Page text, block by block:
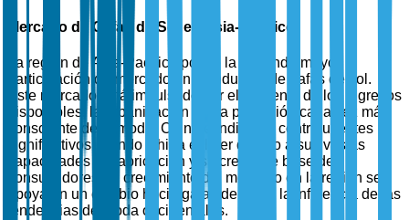
Mercado de Gafas de Sol en Asia-Pacífico
La región de Asia-Pacífico posee la segunda mayor
participación de mercado en la industria de gafas de sol.
Este mercado está impulsado por el aumento de los ingresos
disponibles, la urbanización y una población cada vez más
consciente de la moda. China e India son contribuyentes
significativos, siendo China el líder debido a sus vastas
capacidades de fabricación y su creciente base de
consumidores. El crecimiento del mercado en la región se
apoya en un cambio hacia gafas de lujo y la influencia de las
tendencias de moda occidentales.